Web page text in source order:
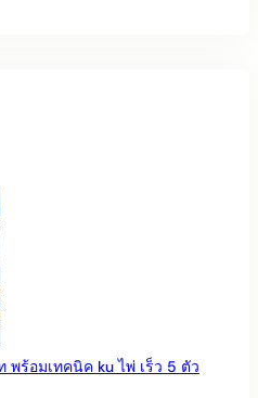
พร้อมเทคนิค ku ไพ่ เร็ว 5 ตัว